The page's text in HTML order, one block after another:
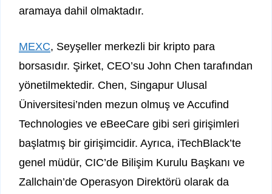
aramaya dahil olmaktadır.
MEXC, Seyşeller merkezli bir kripto para
borsasıdır. Şirket, CEO’su John Chen tarafından
yönetilmektedir. Chen, Singapur Ulusal
Üniversitesi’nden mezun olmuş ve Accufind
Technologies ve eBeeCare gibi seri girişimleri
başlatmış bir girişimcidir. Ayrıca, iTechBlack’te
genel müdür, CIC’de Bilişim Kurulu Başkanı ve
Zallchain’de Operasyon Direktörü olarak da